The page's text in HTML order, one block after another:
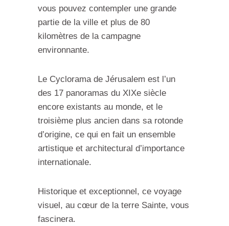
vous pouvez contempler une grande
partie de la ville et plus de 80
kilomètres de la campagne
environnante.
Le Cyclorama de Jérusalem est l’un
des 17 panoramas du XIXe siècle
encore existants au monde, et le
troisième plus ancien dans sa rotonde
d’origine, ce qui en fait un ensemble
artistique et architectural d’importance
internationale.
Historique et exceptionnel, ce voyage
visuel, au cœur de la terre Sainte, vous
fascinera.